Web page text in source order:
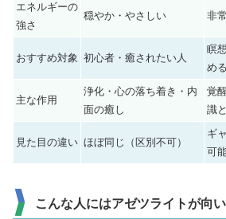
エネルギーの
強さ
穏やか・やさしい 非
おすすめ対象 初心者・癒されたい人
瞑
め
主な作用
浄化・心の落ち着き・内
面の癒し
覚
識
見た目の違い ほぼ同じ（区別不可）
ギ
可
こんな人にはアゼツライトが向